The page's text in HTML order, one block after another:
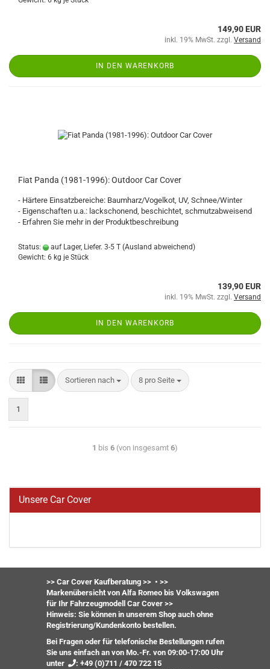
149,90 EUR
inkl. 19% MwSt. zzgl. Versand
IN DEN WARENKORB
Fiat Panda (1981-1996): Outdoor Car Cover
- Härtere Einsatzbereiche: Baumharz/Vogelkot, UV, Schnee/Winter
- Eigenschaften u.a.: lackschonend, beschichtet, schmutzabweisend
- Erfahren Sie mehr in der Produktbeschreibung
Status: auf Lager, Liefer. 3-5 T (Ausland abweichend)
Gewicht: 6 kg je Stück
139,90 EUR
inkl. 19% MwSt. zzgl. Versand
IN DEN WARENKORB
Sortieren nach 8 pro Seite
1
1 bis 6 (von insgesamt 6)
Unsere Car Cover
>> Car Cover Kaufberatung >> • >>
Markenübersicht von Alfa Romeo bis Volkswagen
für Ihr Fahrzeugmodell Car Cover >>
Hinweis: Sie können in unserem Shop auch ohne
Registrierung/Kundenkonto bestellen.
Bei Fragen oder für telefonische Bestellungen rufen
Sie uns einfach an von Mo.-Fr. von 09:00-17:00 Uhr
unter
: +49 (0)711 / 470 722 15